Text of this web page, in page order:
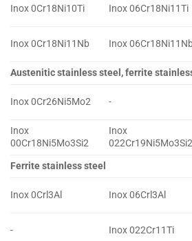
Inox 0Cr18Ni10Ti Inox 06Cr18Ni11Ti
Inox 0Cr18Ni11Nb Inox
Austenitic stainless steel, ferrite
Inox 0Cr26Ni5Mo2 -
Inox
00Cr18Ni5Mo3Si2
Inox
Ferrite stainless steel
Inox 0Crl3Al Inox 06Crl3Al
- Inox 022Cr11Ti